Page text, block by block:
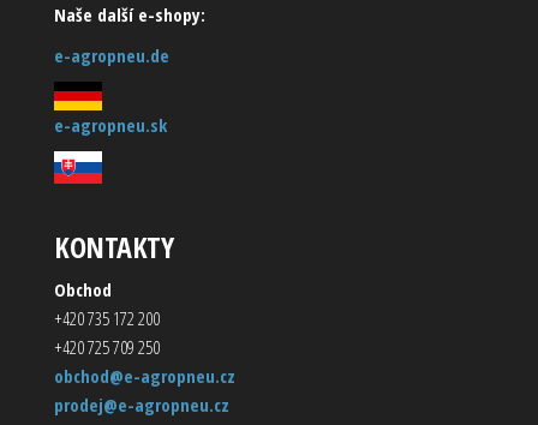
Naše další e-shopy:
e-agropneu.de
e-agropneu.sk
KONTAKTY
Obchod
+420 735 172 200
+420 725 709 250
obchod@e-agropneu.cz
prodej@e-agropneu.cz